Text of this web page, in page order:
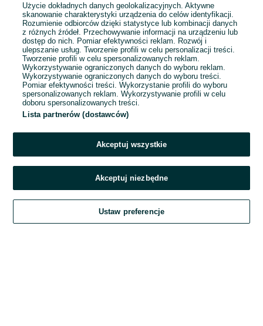
E-mail
Hasło
Zaloguj się
Kontynuując za pośrednictwem jednego z dostawców wskazanych powyżej,
OLX.pl w jego aktualnym brzmieniu.
Użycie dokładnych danych geolokalizacyjnych. Aktywne
skanowanie charakterystyki urządzenia do celów identyfikacji.
Rozumienie odbiorców dzięki statystyce lub kombinacji danych
z różnych źródeł. Przechowywanie informacji na urządzeniu lub
dostęp do nich. Pomiar efektywności reklam. Rozwój i
ulepszanie usług. Tworzenie profili w celu personalizacji treści.
Tworzenie profili w celu spersonalizowanych reklam.
Wykorzystywanie ograniczonych danych do wyboru reklam.
Wykorzystywanie ograniczonych danych do wyboru treści.
Pomiar efektywności treści. Wykorzystanie profili do wyboru
spersonalizowanych reklam. Wykorzystywanie profili w celu
doboru spersonalizowanych treści.
Lista partnerów (dostawców)
Akceptuj wszystkie
Akceptuj niezbędne
Ustaw preferencje